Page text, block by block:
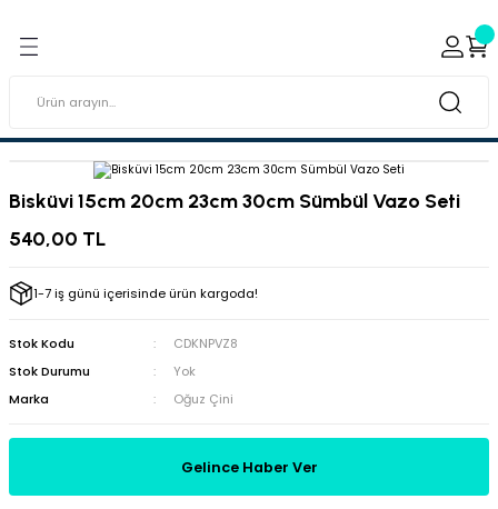
Porselen Boyaları (Toz
Tabaklar
Bisküvi 15cm 20cm 23cm 30cm Sümbül Vazo Seti
540,00 TL
1-7 iş günü içerisinde ürün kargoda!
Stok Kodu
CDKNPVZ8
Stok Durumu
Yok
Marka
Oğuz Çini
Gelince Haber Ver